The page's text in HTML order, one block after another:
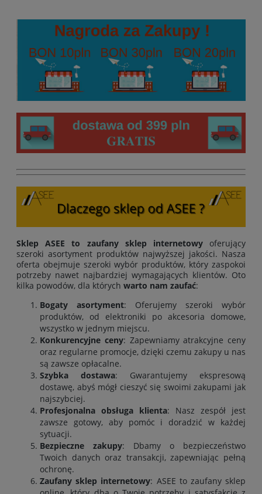
Sklep ASEE to zaufany sklep internetowyoferujący
szeroki asortyment produktów najwyższej jakości. Nasza
oferta obejmuje szeroki wybór produktów, który zaspokoi
potrzeby nawet najbardziej wymagających klientów. Oto
kilka powodów, dla których warto nam zaufać:
Bogaty asortyment: Oferujemy szeroki wybór
produktów, od elektroniki po akcesoria domowe,
wszystko w jednym miejscu.
Konkurencyjne ceny: Zapewniamy atrakcyjne ceny
oraz regularne promocje, dzięki czemu zakupy u nas
są zawsze opłacalne.
Szybka dostawa: Gwarantujemy ekspresową
dostawę, abyś mógł cieszyć się swoimi zakupami jak
najszybciej.
Profesjonalna obsługa klienta: Nasz zespół jest
zawsze gotowy, aby pomóc i doradzić w każdej
sytuacji.
Bezpieczne zakupy: Dbamy o bezpieczeństwo
Twoich danych oraz transakcji, zapewniając pełną
ochronę.
Zaufany sklep internetowy: ASEE to zaufany sklep